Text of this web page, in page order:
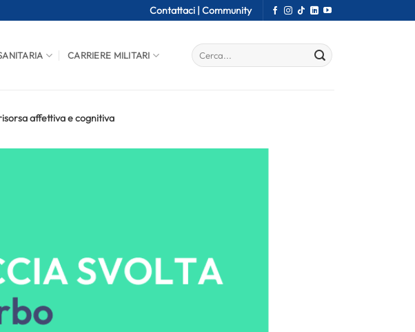
Contattaci | Community
CARRIERE MILITARI
affettiva e cognitiva